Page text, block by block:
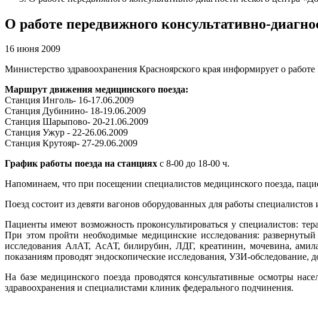
О работе передвижного консультативно-
16 июня 2009
Министерство здравоохранения Красноярского края информирует о работе
Маршрут движения медицинского поезда:
Станция Инголь- 16-17.06.2009
Станция Дубинино- 18-19.06.2009
Станция Шарыпово- 20-21.06.2009
Станция Ужур - 22-26.06.2009
Станция Крутояр- 27-29.06.2009
График работы поезда на станциях с 8-00 до 18-00 ч.
Напоминаем, что при посещении специалистов медицинского поезда,
Поезд состоит из девяти вагонов оборудованных для работы
Пациенты имеют возможность проконсультироваться у специалистов:
При этом пройти необходимые медицинские исследования:
исследования АлАТ, АсАТ, билирубин, ЛДГ, креатинин, мочевина,
показаниям проводят эндоскопические исследования, УЗИ-
На базе медицинского поезда проводятся консультативные осмотры
здравоохранения и специалистами клиник федерального подчинения.